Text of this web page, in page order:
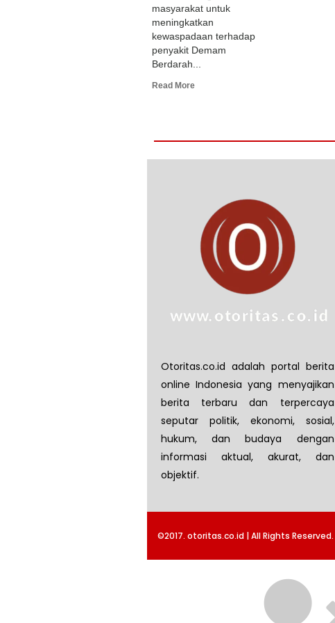
masyarakat untuk
meningkatkan
kewaspadaan terhadap
penyakit Demam
Berdarah...
Read More
Otoritas.co.id adalah portal berita
online Indonesia yang menyajikan
berita terbaru dan terpercaya
seputar politik, ekonomi, sosial,
hukum, dan budaya dengan
informasi aktual, akurat, dan
objektif.
©2017. otoritas.co.id | All Rights Reserved.